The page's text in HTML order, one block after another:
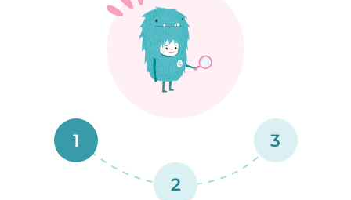
1
2
3